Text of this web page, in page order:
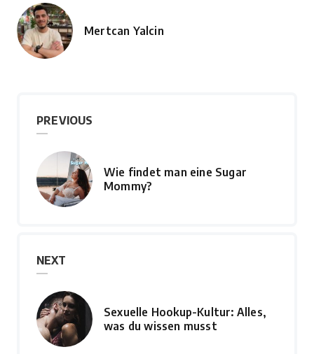
Posted
Mertcan Yalcin
PREVIOUS
Wie findet man eine Sugar
Mommy?
NEXT
Sexuelle Hookup-Kultur: Alles,
was du wissen musst